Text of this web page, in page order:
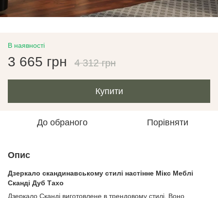
В наявності
3 665 грн 4 312 грн
Купити
До обраного Порівняти
Опис
Дзеркало скандинавському стилі настінне Мікс Меблі
Сканді Дуб Тахо
Дзеркало Сканді виготовлене в трендовому стилі. Воно